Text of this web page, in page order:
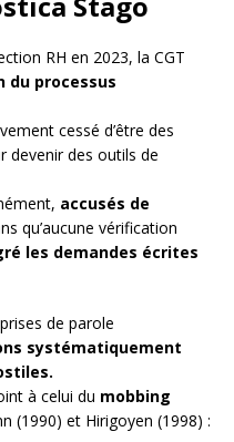
RH en 2023, la CGT
du processus
cessé d’être des
devenir des outils de
accusés de
qu’aucune vérification
les demandes écrites
de parole
systématiquement
à celui du mobbing
(1990) et Hirigoyen (1998) :